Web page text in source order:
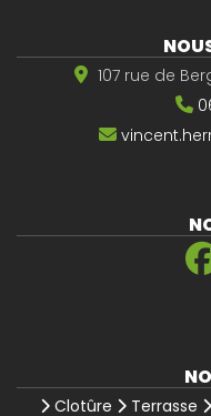
107 rue de
Clotûre Terrasse